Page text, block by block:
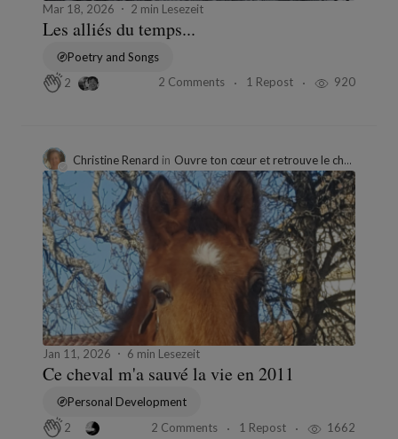
Mar 18, 2026 2 min Lesezeit
Les alliés du temps...
Poetry and Songs
2
2 Comments 1 Repost 920
Christine Renard in Ouvre ton cœur et retrouve le chemin de soi
Jan 11, 2026 6 min Lesezeit
Ce cheval m'a sauvé la vie en 2011
Personal Development
2
2 Comments 1 Repost 1662